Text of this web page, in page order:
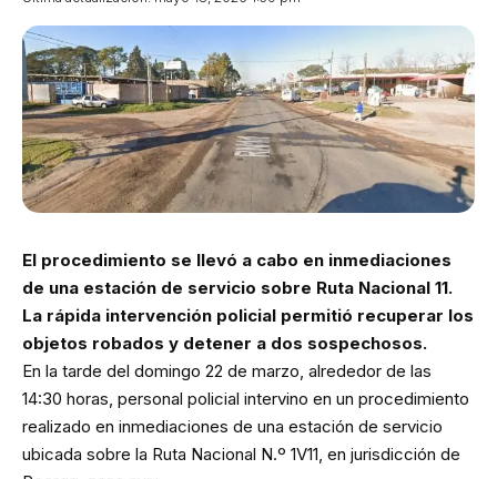
El procedimiento se llevó a cabo en inmediaciones
de una estación de servicio sobre Ruta Nacional 11.
La rápida intervención policial permitió recuperar los
objetos robados y detener a dos sospechosos.
En la tarde del domingo 22 de marzo, alrededor de las
14:30 horas, personal policial intervino en un procedimiento
realizado en inmediaciones de una estación de servicio
ubicada sobre la Ruta Nacional N.º 1V11, en jurisdicción de